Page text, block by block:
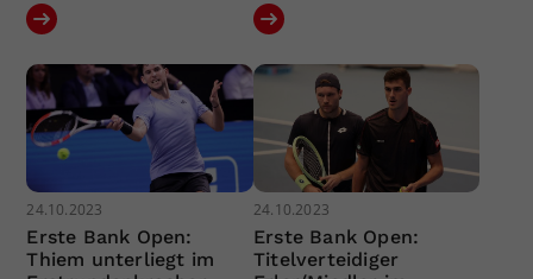
24.10.2023
Erste Bank Open:
Thiem unterliegt im
24.10.2023
Erste Bank Open:
Titelverteidiger